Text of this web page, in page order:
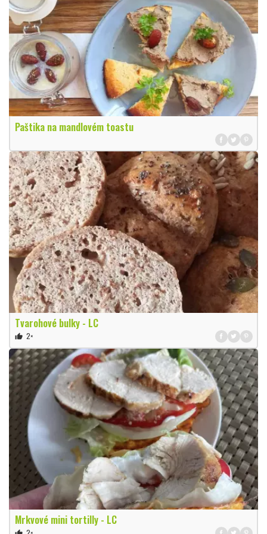
Paštika na mandlovém toastu
Tvarohové bulky - LC
thumb_up 2×
Mrkvové mini tortilly - LC